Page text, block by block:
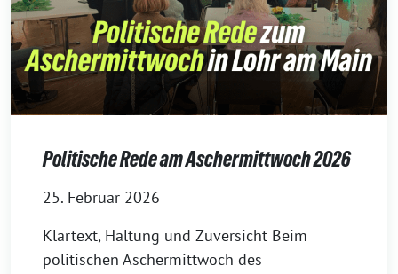
Politische Rede am Aschermittwoch 2026
25. Februar 2026
Klartext, Haltung und Zuversicht Beim
politischen Aschermittwoch des